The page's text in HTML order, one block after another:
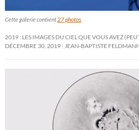
Cette galerie contient 27 photos
2019 : LES IMAGES DU CIEL QUE VOUS AVEZ
DÉCEMBRE 30, 2019
JEAN-BAPTISTE